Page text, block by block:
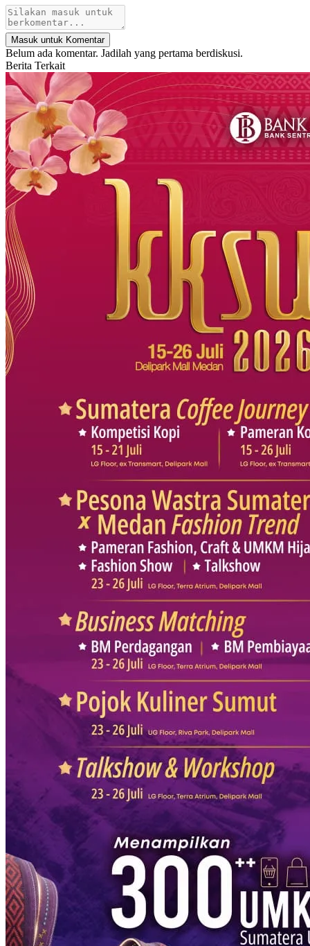
Masuk untuk Komentar
Belum ada komentar. Jadilah yang pertama berdiskusi.
Berita Terkait